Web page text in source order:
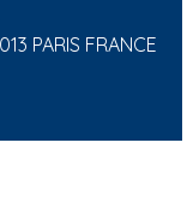
PARIS FRANCE